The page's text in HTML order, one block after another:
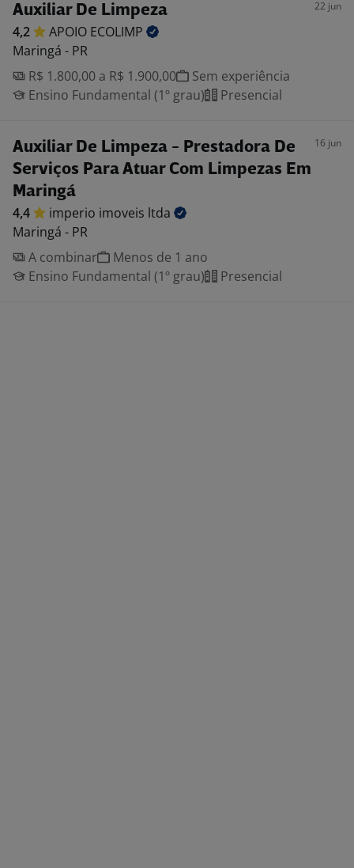
Auxiliar De Limpeza 22 jun
4,2 APOIO ECOLIMP
Maringá - PR
R$ 1.800,00 a R$ 1.900,00
Sem experiência
Ensino Fundamental (1º grau)
Presencial
Auxiliar De Limpeza - Prestadora De
Serviços Para Atuar Com Limpezas Em
Maringá
16 jun
4,4 imperio imoveis ltda
Maringá - PR
A combinar
Menos de 1 ano
Ensino Fundamental (1º grau)
Presencial